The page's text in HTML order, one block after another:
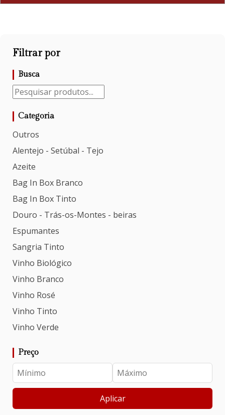
Filtrar por
Busca
Categoria
Outros
Alentejo - Setúbal - Tejo
Azeite
Bag In Box Branco
Bag In Box Tinto
Douro - Trás-os-Montes - beiras
Espumantes
Sangria Tinto
Vinho Biológico
Vinho Branco
Vinho Rosé
Vinho Tinto
Vinho Verde
Preço
Aplicar